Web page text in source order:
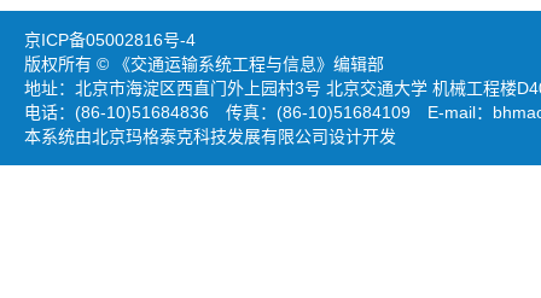
京ICP备05002816号-4
版权所有 © 《交通运输系统工程与信息》编辑部
地址：北京市海淀区西直门外上园村3号 北京交通大学 机械工程楼
电话：(86-10)51684836 传真：(86-10)51684109 E-mail：
本系统由北京玛格泰克科技发展有限公司设计开发